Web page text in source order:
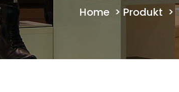
Home > Produkt >